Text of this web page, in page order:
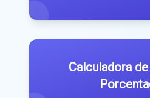
Calculadora